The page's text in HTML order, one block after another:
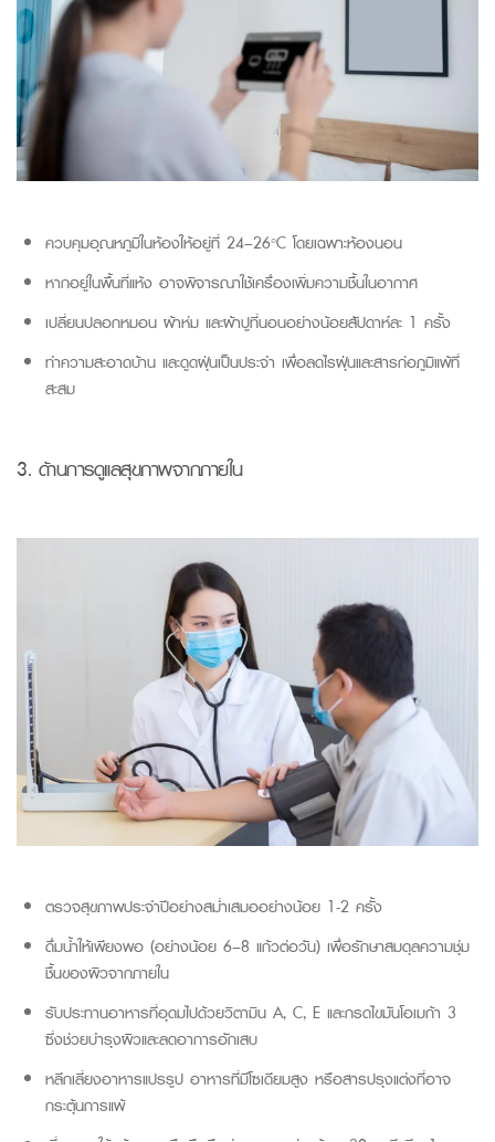
ควบคุมอุณหภูมิในห้องให้อยู่ที่ 24–26°Cโดยเฉพาะห้องนอน
หากอยู่ในพื้นที่แห้ง อาจพิจารณาใช้เครื่องเพิ่มความชื้นในอากาศ
เปลี่ยนปลอกหมอน ผ้าห่ม และผ้าปูที่นอนอย่างน้อยสัปดาห์ละ 1 ครั้ง
ทำความสะอาดบ้าน และดูดฝุ่นเป็นประจำ เพื่อลดไรฝุ่นและสารก่อภูมิแพ้ที่
สะสม
3. ด้านการดูแลสุขภาพจากภายใน
ตรวจสุขภาพประจำปีอย่างสม่ำเสมออย่างน้อย 1-2 ครั้ง
ดื่มน้ำให้เพียงพอ (อย่างน้อย 6–8 แก้วต่อวัน) เพื่อรักษาสมดุลความชุ่ม
ชื้นของผิวจากภายใน
รับประทานอาหารที่อุดมไปด้วยวิตามิน A, C, E และกรดไขมันโอเมก้า 3
ซึ่งช่วยบำรุงผิวและลดอาการอักเสบ
หลีกเลี่ยงอาหารแปรรูป อาหารที่มีโซเดียมสูง หรือสารปรุงแต่งที่อาจ
กระตุ้นการแพ้